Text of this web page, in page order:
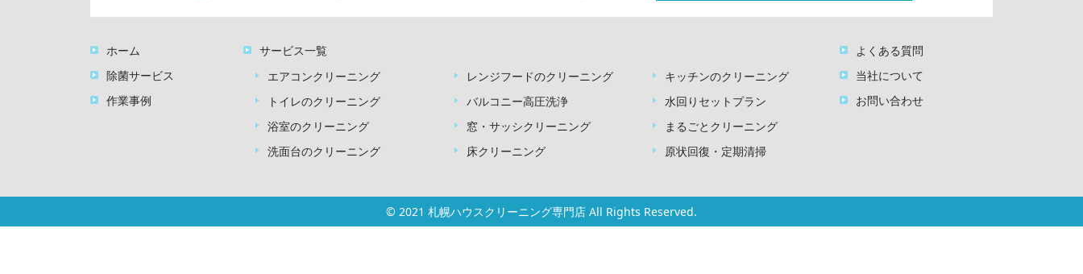
ホーム
除菌サービス
作業事例
サービス一覧
エアコンクリーニング
トイレのクリーニング
浴室のクリーニング
洗面台のクリーニング
レンジフードのクリーニング
バルコニー高圧洗浄
窓・サッシクリーニング
床クリーニング
キッチンのクリーニング
水回りセットプラン
まるごとクリーニング
原状回復・定期清掃
よくある質問
当社について
お問い合わせ
© 2021 札幌ハウスクリーニング専門店 All Rights Reserved.